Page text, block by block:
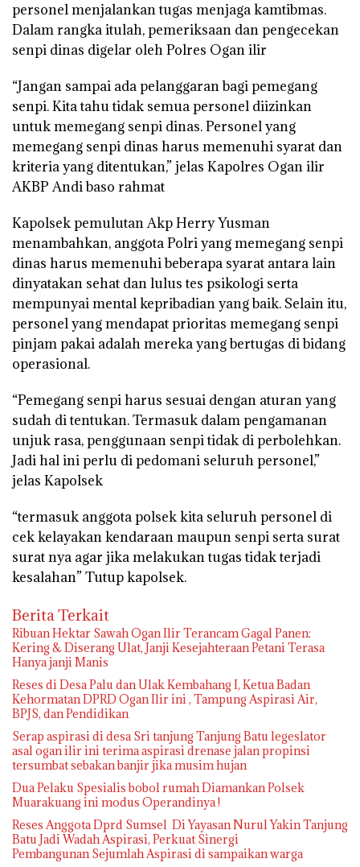
personel menjalankan tugas menjaga kamtibmas.
Dalam rangka itulah, pemeriksaan dan pengecekan
senpi dinas digelar oleh Polres Ogan ilir
“Jangan sampai ada pelanggaran bagi pemegang
senpi. Kita tahu tidak semua personel diizinkan
untuk memegang senpi dinas. Personel yang
memegang senpi dinas harus memenuhi syarat dan
kriteria yang ditentukan,” jelas Kapolres Ogan ilir
AKBP Andi baso rahmat
Kapolsek pemulutan Akp Herry Yusman
menambahkan, anggota Polri yang memegang senpi
dinas harus memenuhi beberapa syarat antara lain
dinyatakan sehat dan lulus tes psikologi serta
mempunyai mental kepribadian yang baik. Selain itu,
personel yang mendapat prioritas memegang senpi
pinjam pakai adalah mereka yang bertugas di bidang
operasional.
“Pemegang senpi harus sesuai dengan aturan yang
sudah di tentukan. Termasuk dalam pengamanan
unjuk rasa, penggunaan senpi tidak di perbolehkan.
Jadi hal ini perlu di pedomani seluruh personel,”
jelas Kapolsek
“termasuk anggota polsek kita seluruh personel di
cek kelayakan kendaraan maupun senpi serta surat
surat nya agar jika melakukan tugas tidak terjadi
kesalahan” Tutup kapolsek.
Berita Terkait
Ribuan Hektar Sawah Ogan Ilir Terancam Gagal Panen:
Kering & Diserang Ulat, Janji Kesejahteraan Petani Terasa
Reses di Desa Palu dan Ulak Kembahang I, Ketua Badan
Kehormatan DPRD Ogan Ilir ini , Tampung Aspirasi Air,
BPJS, dan Pendidikan
Serap aspirasi di desa Sri tanjung Tanjung Batu legeslator
asal ogan ilir ini terima aspirasi drenase jalan propinsi
tersumbat sebakan banjir jika musim hujan
Dua Pelaku Spesialis bobol rumah Diamankan Polsek
Muarakuang ini modus Operandinya !
Reses Anggota Dprd Sumsel Di Yayasan Nurul Yakin Tanjung
Batu Jadi Wadah Aspirasi, Perkuat Sinergi
Pembangunan Sejumlah Aspirasi di sampaikan warga